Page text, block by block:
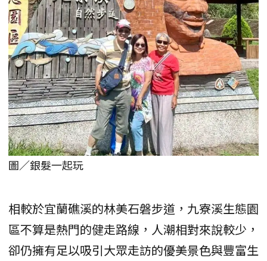
圖／銀髮一起玩
相較於宜蘭礁溪的林美石磐步道，九寮溪生態園
區不算是熱門的健走路線，人潮相對來說較少，
卻仍擁有足以吸引大眾走訪的優美景色與豐富生